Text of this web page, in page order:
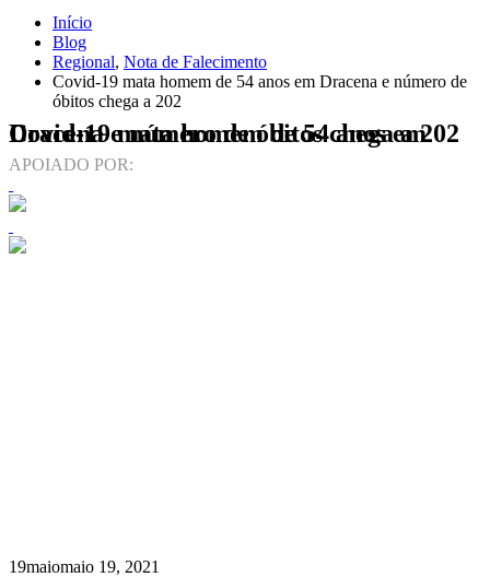
Início
Blog
Regional, Nota de Falecimento
Covid-19 mata homem de 54 anos em Dracena e número de
óbitos chega a 202
Covid-19 mata homem de 54 anos em Dracena e número de óbitos chega a 202
APOIADO POR:
19maiomaio 19, 2021